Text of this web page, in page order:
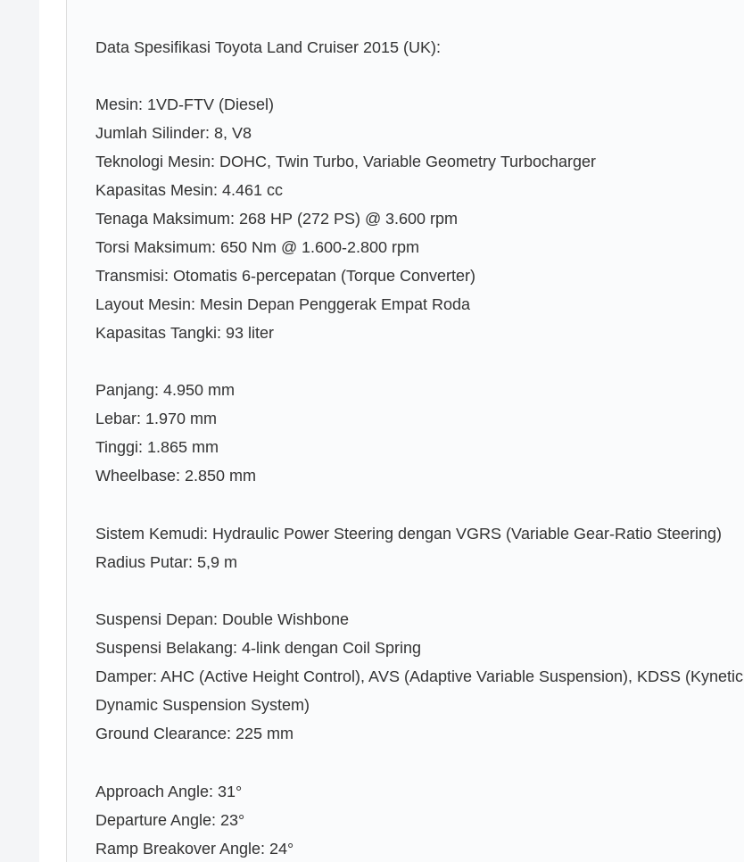
Data Spesifikasi Toyota Land Cruiser 2015 (UK):
Mesin: 1VD-FTV (Diesel)
Jumlah Silinder: 8, V8
Teknologi Mesin: DOHC, Twin Turbo, Variable Geometry Turbocharger
Kapasitas Mesin: 4.461 cc
Tenaga Maksimum: 268 HP (272 PS) @ 3.600 rpm
Torsi Maksimum: 650 Nm @ 1.600-2.800 rpm
Transmisi: Otomatis 6-percepatan (Torque Converter)
Layout Mesin: Mesin Depan Penggerak Empat Roda
Kapasitas Tangki: 93 liter
Panjang: 4.950 mm
Lebar: 1.970 mm
Tinggi: 1.865 mm
Wheelbase: 2.850 mm
Sistem Kemudi: Hydraulic Power Steering dengan VGRS (Variable Gear-Ratio Steering)
Radius Putar: 5,9 m
Suspensi Depan: Double Wishbone
Suspensi Belakang: 4-link dengan Coil Spring
Damper: AHC (Active Height Control), AVS (Adaptive Variable Suspension), KDSS (Kynetic
Dynamic Suspension System)
Ground Clearance: 225 mm
Approach Angle: 31°
Departure Angle: 23°
Ramp Breakover Angle: 24°